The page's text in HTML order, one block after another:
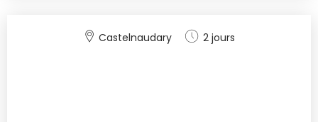
Castelnaudary 2 jours